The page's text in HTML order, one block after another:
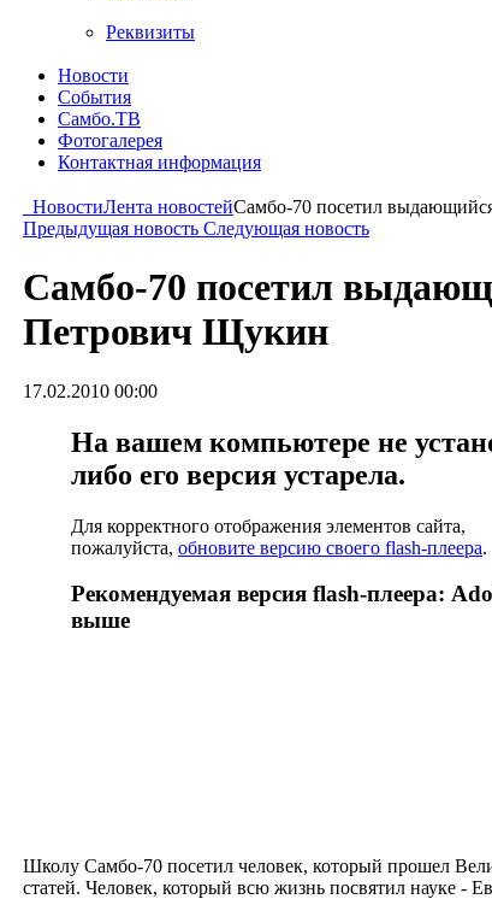
Реквизиты
Новости
События
Самбо.ТВ
Фотогалерея
Контактная информация
НовостиЛента новостейCамбо-70 посетил
Предыдущая новость Следующая новость
Cамбо-70 посетил
Петрович Щукин
17.02.2010 00:00
На вашем компьютере не
либо его версия устарела.
Для корректного отображения элементов сайта,
пожалуйста, обновите версию своего flash-плеера.
Рекомендуемая версия flash-плеера:
выше
Школу Самбо-70 посетил человек, который прошел
статей. Человек, который всю жизнь посвятил науке -